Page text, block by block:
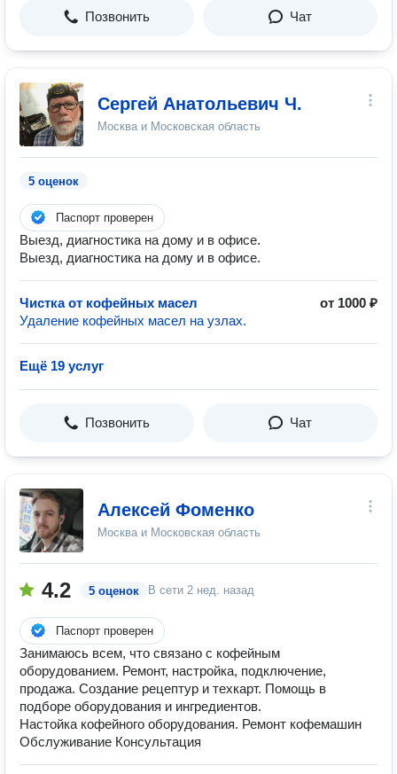
Позвонить Чат
Сергей Анатольевич Ч.
Москва и Московская область
5 оценок
Паспорт проверен
Выезд, диагностика на дому и в офисе.
Выезд, диагностика на дому и в офисе.
Чистка от кофейных масел
от 1000 ₽
Удаление кофейных масел на узлах.
Ещё 19 услуг
Позвонить Чат
Алексей Фоменко
Москва и Московская область
4.2 5 оценок В сети 2 нед. назад
Паспорт проверен
Занимаюсь всем, что связано с кофейным
оборудованием. Ремонт, настройка, подключение,
продажа. Создание рецептур и техкарт. Помощь в
подборе оборудования и ингредиентов.
Настойка кофейного оборудования. Ремонт кофемашин
Обслуживание Консультация